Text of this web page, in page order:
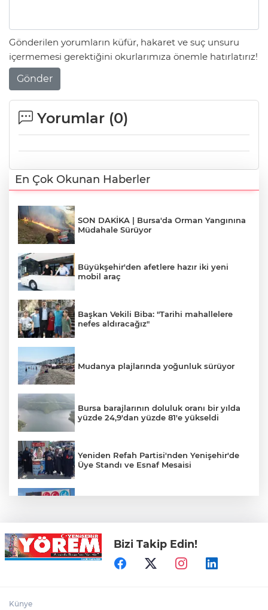
Gönderilen yorumların küfür, hakaret ve suç unsuru
içermemesi gerektiğini okurlarımıza önemle hatırlatırız!
Gönder
Yorumlar (0)
En Çok Okunan Haberler
SON DAKİKA | Bursa'da Orman Yangınına
Müdahale Sürüyor
Büyükşehir'den afetlere hazır iki yeni
mobil araç
Başkan Vekili Biba: "Tarihi mahallelere
nefes aldıracağız"
Mudanya plajlarında yoğunluk sürüyor
Bursa barajlarının doluluk oranı bir yılda
yüzde 24,9'dan yüzde 81'e yükseldi
Yeniden Refah Partisi'nden Yenişehir'de
Üye Standı ve Esnaf Mesaisi
Açıkhava’da ‘cimri’ye alkış yağmuru
Bizi Takip Edin!
Künye